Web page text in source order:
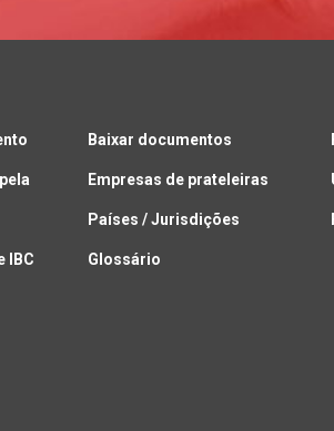
IBC
Baixar documentos
Empresas de prateleiras
Países / Jurisdições
Glossário